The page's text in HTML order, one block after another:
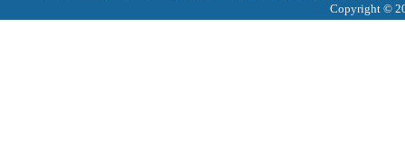
Copyright ©